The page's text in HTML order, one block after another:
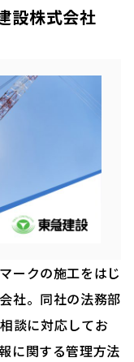
設株式会社
ークの施工をはじ
社。同社の法務部
談に対応してお
に関する管理方法